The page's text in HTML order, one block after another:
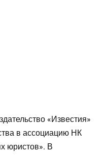
«Известия»
в ассоциацию НК
юристов». В